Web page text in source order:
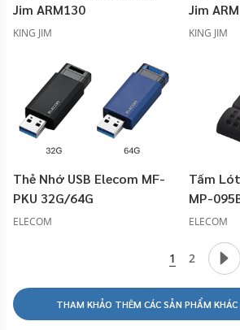
Jim ARM130
KING JIM
Jim
KING JIM
Thẻ Nhớ USB Elecom MF-
PKU 32G/64G
ELECOM
Tấm
MP-
ELECOM
1 2
THAM KHẢO THÊM CÁC SẢN PHẨM KHÁC